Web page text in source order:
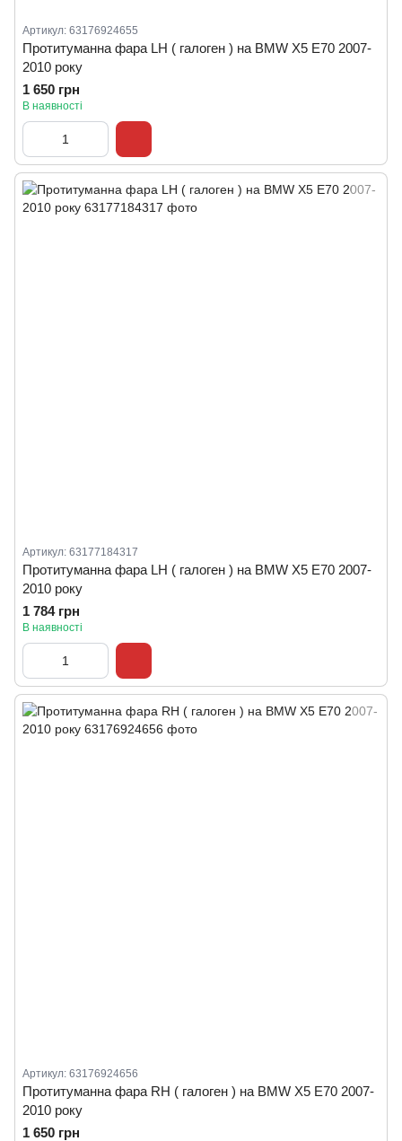
Артикул: 63176924655
Протитуманна фара LH ( галоген ) на BMW X5 E70 2007-
2010 року
1 650 грн
В наявності
Артикул: 63177184317
Протитуманна фара LH ( галоген ) на BMW X5 E70 2007-
2010 року
1 784 грн
В наявності
Артикул: 63176924656
Протитуманна фара RH ( галоген ) на BMW X5 E70 2007-
2010 року
1 650 грн